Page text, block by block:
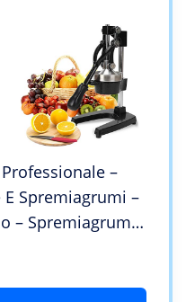
–
Spremiagrumi –
– Spremiagrumi
Premium E